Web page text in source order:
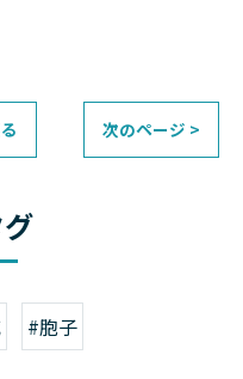
次のページ >
#胞子